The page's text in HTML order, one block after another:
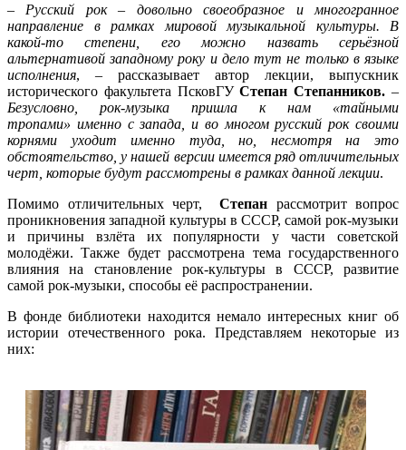
‒ Русский рок ‒ довольно своеобразное и многогранное
направление в рамках мировой музыкальной культуры. В
какой-то степени, его можно назвать серьёзной
альтернативой западному року и дело тут не только в языке
исполнения, ‒ рассказывает автор лекции, выпускник
исторического факультета ПсковГУСтепан Степанников. ‒
Безусловно, рок-музыка пришла к нам «тайными
тропами» именно с запада, и во многом русский рок своими
корнями уходит именно туда, но, несмотря на это
обстоятельство, у нашей версии имеется ряд отличительных
черт, которые будут рассмотрены в рамках данной лекции.
Помимо отличительных черт, Степан рассмотрит вопрос
проникновения западной культуры в СССР, самой рок-музыки
и причины взлёта их популярности у части советской
молодёжи. Также будет рассмотрена тема государственного
влияния на становление рок-культуры в СССР, развитие
самой рок-музыки, способы её распространении.
В фонде библиотеки находится немало интересных книг об
истории отечественного рока. Представляем некоторые из
них: